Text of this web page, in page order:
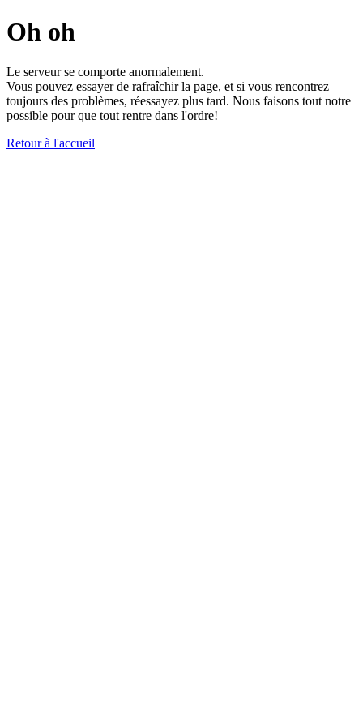
Oh oh
Le serveur se comporte anormalement.
Vous pouvez essayer de rafraîchir la page, et si vous rencontrez
toujours des problèmes, réessayez plus tard. Nous faisons tout notre
possible pour que tout rentre dans l'ordre!
Retour à l'accueil